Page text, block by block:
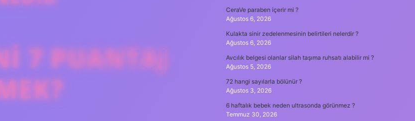
7 PUANTAJ
CeraVe paraben içerir mi ?
Ağustos 6, 2026
Kulakta sinir zedelenmesinin belirtileri nelerdir ?
Ağustos 6, 2026
Avcılık belgesi olanlar silah taşıma ruhsatı alabilir mi ?
Ağustos 5, 2026
72 hangi sayılarla bölünür ?
Ağustos 3, 2026
6 haftalık bebek neden ultrasonda görünmez ?
Temmuz 30, 2026